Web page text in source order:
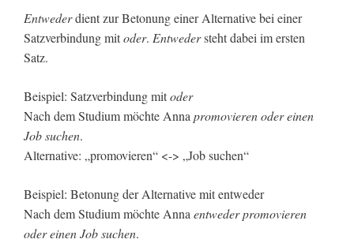
Entwederdient zur Betonung einer Alternative bei einer
Satzverbindung mitoder. Entwedersteht dabei im ersten
Satz.
Beispiel: Satzverbindung mitoder
Nach dem Studium möchte Anna promovierenoder einen
Job suchen.
Alternative: „promovieren“ <-> „Job suchen“
Beispiel: Betonung der Alternative mit entweder
Nach dem Studium möchte Anna entweder promovieren
oder einen Job suchen.